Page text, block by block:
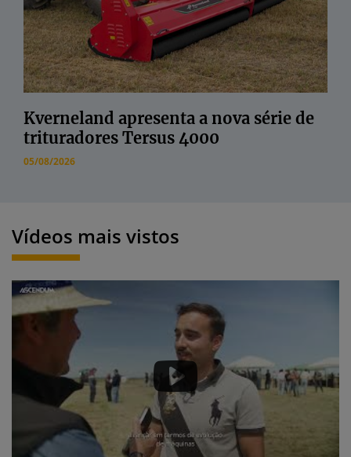
Kverneland apresenta a nova série de
trituradores Tersus 4000
05/08/2026
Vídeos mais vistos